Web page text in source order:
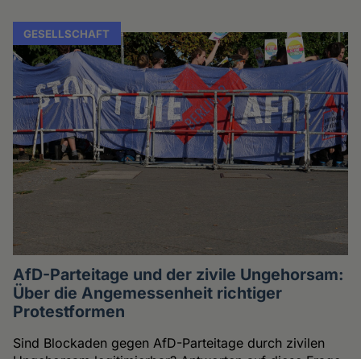
GESELLSCHAFT
AfD-Parteitage und der zivile Ungehorsam:
Über die Angemessenheit richtiger
Protestformen
Sind Blockaden gegen AfD-Parteitage durch zivilen